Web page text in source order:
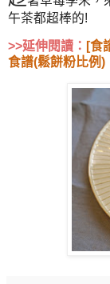
午茶都超棒的!
>>延伸閱讀： [食
食譜(鬆餅粉比例)